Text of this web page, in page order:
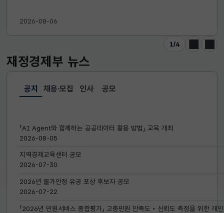
2026-08-06
1/4
이전 다음
재정경제부 뉴스
공지
선택됨
공지
「AI Agent와 함께하는 공공데이터 활용 방법」 교육 개최
2026-08-05
지역경제교육센터 공모
2026-07-30
2026년 물가안정 유공 포상 후보자 공모
2026-07-22
「2026년 민원서비스 종합평가」 고충민원 만족도‧신뢰도 측정을 위한 개
채용·모집 인사 공모